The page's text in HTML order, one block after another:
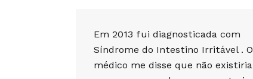
Em 2013 fui diagnosticada com
Síndrome do Intestino Irritável . O
médico me disse que não existiria